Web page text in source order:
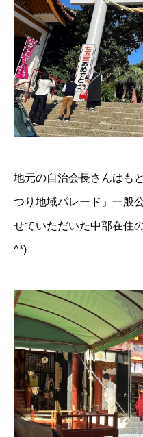
地元の自治会長さんはも
つり地域パレード」一般
せていただいた中部在住
^*)